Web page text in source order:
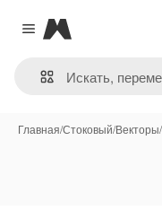
Close menu
Magnific
Главная/Стоковый/Векторы/